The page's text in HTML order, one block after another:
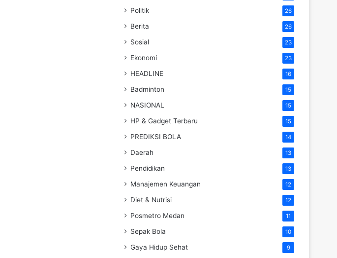
Politik 26
Berita 26
Sosial 23
Ekonomi 23
HEADLINE 16
Badminton 15
NASIONAL 15
HP & Gadget Terbaru 15
PREDIKSI BOLA 14
Daerah 13
Pendidikan 13
Manajemen Keuangan 12
Diet & Nutrisi 12
Posmetro Medan 11
Sepak Bola 10
Gaya Hidup Sehat 9